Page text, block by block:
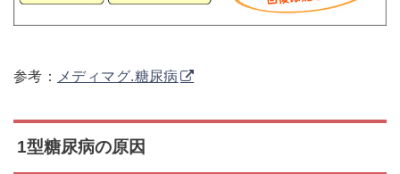
参考： メディマグ.糖尿病
1型糖尿病の原因